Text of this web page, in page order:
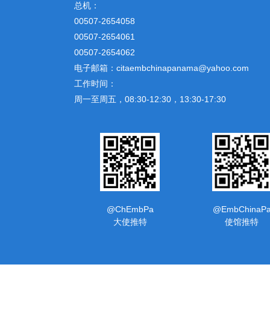
总机：
00507-2654058
00507-2654061
00507-2654062
电子邮箱：citaembchinapanama@yahoo.com
工作时间：
周一至周五，08:30-12:30，13:30-17:30
@ChEmbPa
大使推特
使馆推特